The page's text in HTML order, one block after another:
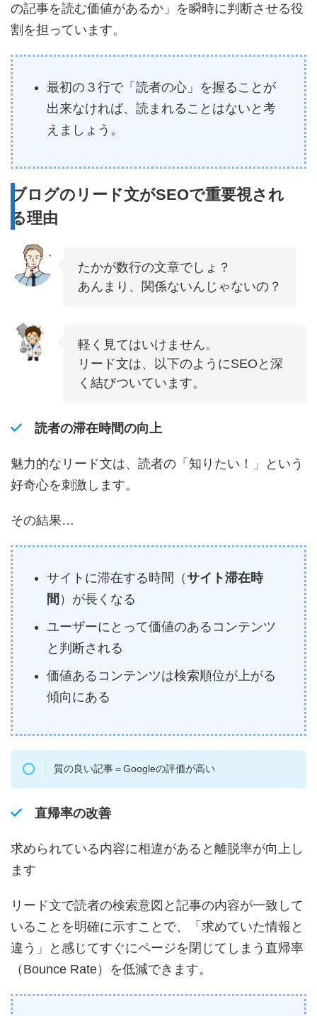
の記事を読む価値があるか」を瞬時に判断させる役
割を担っています。
最初の３行で「読者の心」を握ることが
出来なければ、読まれることはないと考
えましょう。
ブログのリード文がSEOで重要視され
る理由
たかが数行の文章でしょ？
あんまり、関係ないんじゃないの？
軽く見てはいけません。
リード文は、以下のようにSEOと深
く結びついています。
読者の滞在時間の向上
魅力的なリード文は、読者の「知りたい！」という
好奇心を刺激します。
その結果…
サイトに滞在する時間（サイト滞在時
間 ）が長くなる
ユーザーにとって価値のあるコンテンツ
と判断される
価値あるコンテンツは検索順位が上がる
傾向にある
質の良い記事＝Googleの評価が高い
直帰率の改善
求められている内容に相違があると離脱率が向上し
ます
リード文で読者の検索意図と記事の内容が一致して
いることを明確に示すことで、「求めていた情報と
違う」と感じてすぐにページを閉じてしまう直帰率
（Bounce Rate）を低減できます。